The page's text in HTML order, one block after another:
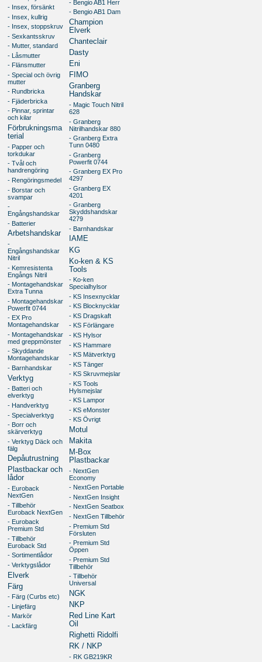
- Insex, försänkt
- Insex, kullrig
- Insex, stoppskruv
- Sexkantsskruv
- Mutter, standard
- Låsmutter
- Flänsmutter
- Special och övrig
mutter
- Rundbricka
- Fjäderbricka
- Pinnar, sprintar
och kilar
Förbrukningsma
terial
- Papper och
torkdukar
- Tvål och
handrengöring
- Rengöringsmedel
- Borstar och
svampar
-
Engångshandskar
- Batterier
Arbetshandskar
-
Engångshandskar
Nitril
- Kemresistenta
Engångs Nitril
- Montagehandskar
Extra Tunna
- Montagehandskar
Powerfit 0744
- EX Pro
Montagehandskar
- Montagehandskar
med greppmönster
- Skyddande
Montagehandskar
- Barnhandskar
Verktyg
- Batteri och
elverktyg
- Handverktyg
- Specialverktyg
- Borr och
skärverktyg
- Verktyg Däck och
fälg
Depåutrustning
Plastbackar och
lådor
- Euroback
NextGen
- Tillbehör
Euroback NextGen
- Euroback
Premium Std
- Tillbehör
Euroback Std
- Sortimentlådor
- Verktygslådor
Elverk
Färg
- Färg (Curbs etc)
- Linjefärg
- Markör
- Lackfärg
- Bengio AB1 Herr
- Bengio AB1 Dam
Champion
Elverk
Chanteclair
Dasty
Eni
FIMO
Granberg
Handskar
- Magic Touch Nitril
628
- Granberg
Nitrilhandskar 880
- Granberg Extra
Tunn 0480
- Granberg
Powerfit 0744
- Granberg EX Pro
4297
- Granberg EX
4201
- Granberg
Skyddshandskar
4279
- Barnhandskar
IAME
KG
Ko-ken & KS
Tools
- Ko-ken
Specialhylsor
- KS Insexnycklar
- KS Blocknycklar
- KS Dragskaft
- KS Förlängare
- KS Hylsor
- KS Hammare
- KS Mätverktyg
- KS Tänger
- KS Skruvmejslar
- KS Tools
Hylsmejslar
- KS Lampor
- KS eMonster
- KS Övrigt
Motul
Makita
M-Box
Plastbackar
- NextGen
Economy
- NextGen Portable
- NextGen Insight
- NextGen Seatbox
- NextGen Tillbehör
- Premium Std
Försluten
- Premium Std
Öppen
- Premium Std
Tillbehör
- Tillbehör
Universal
NGK
NKP
Red Line Kart
Oil
Righetti Ridolfi
RK / NKP
- RK GB219KR